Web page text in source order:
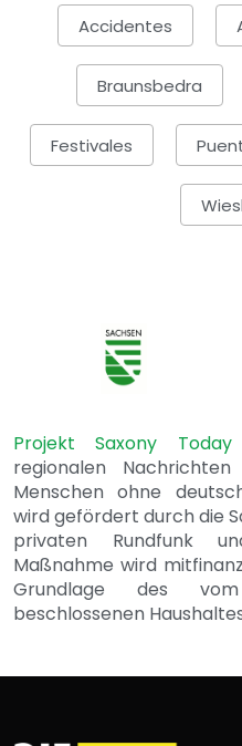
Accidentes
Braunsbedra
Festivales
Projekt Saxony
regionalen
Menschen ohne
wird gefördert durch die
privaten Rundfunk
Maßnahme wird
Grundlage des
beschlossenen